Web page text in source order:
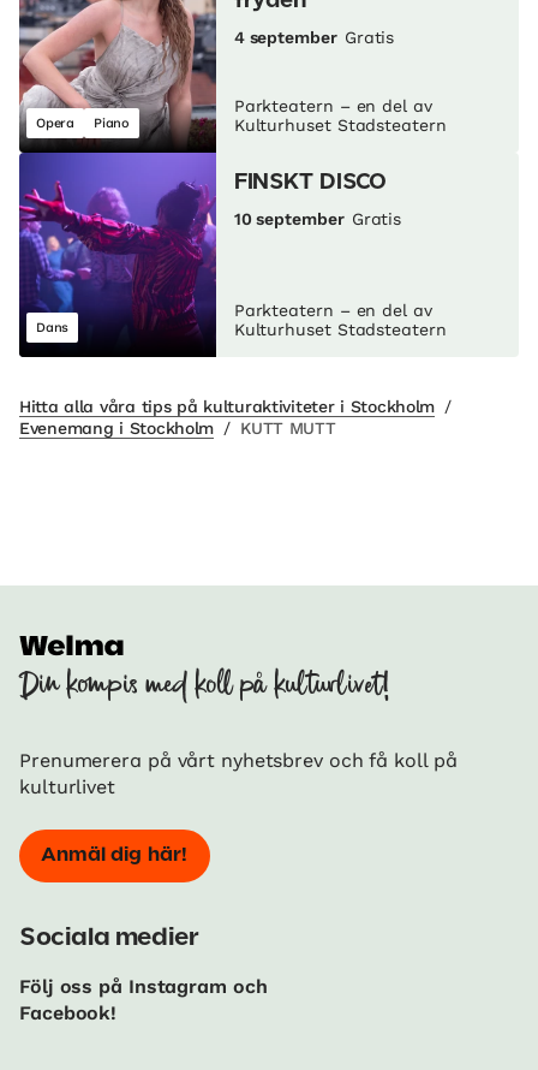
Opera Piano
4 september Gratis
Parkteatern – en del av
Kulturhuset Stadsteatern
Dans
FINSKT DISCO
10 september Gratis
Parkteatern – en del av
Kulturhuset Stadsteatern
Hitta alla våra tips på kulturaktiviteter i Stockholm /
Evenemang i Stockholm / KUTT MUTT
Din kompis med koll på kulturlivet!
Prenumerera på vårt nyhetsbrev och få koll på
kulturlivet
Anmäl dig här!
Sociala medier
Följ oss på Instagram och
Facebook!